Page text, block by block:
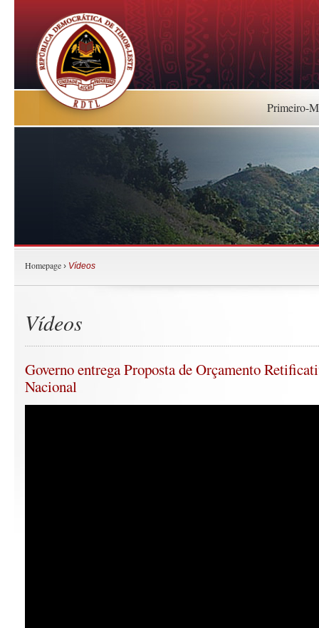
Primeiro-
Homepage › Vídeos
Vídeos
Governo entrega Proposta de Orçamento
Nacional